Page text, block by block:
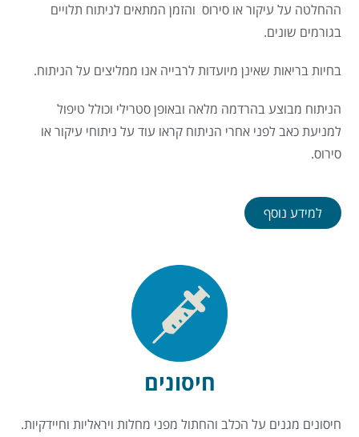
ההחלטה על עיקור או סירוס והזמן המתאים לניתוח תלויים
בגורמים שונים.
בחיות בריאות שאינן מיועדות לרבייה אנו ממליצים על הניתוח.
הניתוח מבוצע בהרדמה מלאה ובאופן סטרילי וכולל טיפול
למניעת כאב לפני אחרי הניתוח קראו עוד על ניתוחי עיקור או
סירוס.
למידע נוסף
חיסונים
חיסונים מגנים על הכלב והחתול מפני מחלות ויראליות וחיידקיות.